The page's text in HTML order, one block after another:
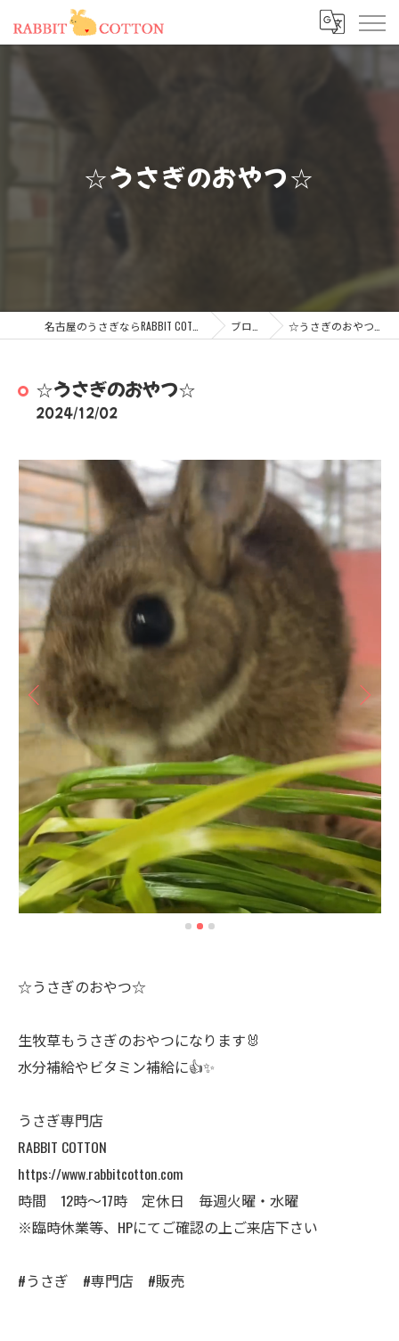
☆うさぎのおやつ☆
ブログ ☆うさぎのおやつ☆
☆うさぎのおやつ☆
2024/12/02
☆うさぎのおやつ☆
生牧草もうさぎのおやつになります🐰
水分補給やビタミン補給に👍✨
うさぎ専門店
RABBIT COTTON
https://www.rabbitcotton.com
時間 12時〜17時 定休日 毎週火曜・水曜
※臨時休業等、HPにてご確認の上ご来店下さい
#うさぎ #専門店 #販売